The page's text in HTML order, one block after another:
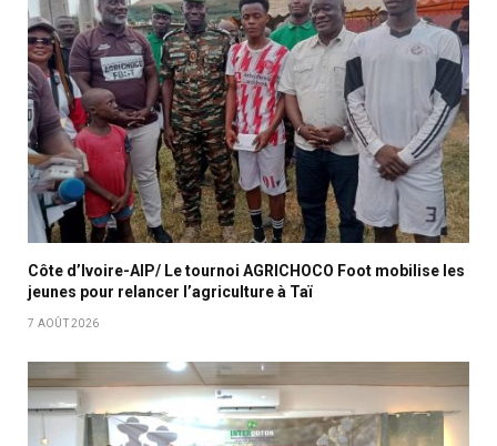
Côte d’Ivoire-AIP/ Le tournoi AGRICHOCO Foot mobilise les
jeunes pour relancer l’agriculture à Taï
7 AOÛT 2026